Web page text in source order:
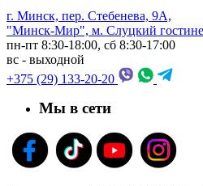
г. Минск, пер. Стебенева, 9А,
"Минск-Мир", м. Слуцкий
пн-пт 8:30-18:00, сб 8:30-17:00
вс - выходной
+375 (29) 133-20-20
Мы в сети